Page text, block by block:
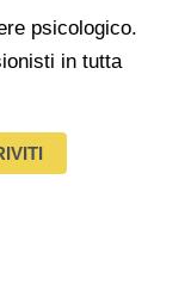
psicologico.
in tutta